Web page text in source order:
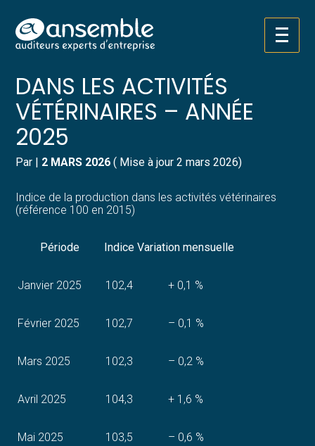
Aller
au
Créer et reprendre une activité
Gérer votre quotidien
Piloter votre entreprise
Développer votre entreprise
Structurer votre croissance
Être prêt pour la facturation
Pilotez votre gestion
Suivre votre comptabilité
Gérer vos ressources humaines
Dématérialiser vos documents
INDICE DE LA PRODUCTION
DANS LES ACTIVITÉS
VÉTÉRINAIRES – ANNÉE
2025
Par | 2 MARS 2026 ( Mise à jour 2 mars 2026)
Indice de la production dans les activités vétérinaires
(référence 100 en 2015)
Période Indice Variation mensuelle
Janvier 2025 102,4 + 0,1 %
Février 2025 102,7 – 0,1 %
Mars 2025 102,3 – 0,2 %
Avril 2025 104,3 + 1,6 %
Mai 2025 103,5 – 0,6 %